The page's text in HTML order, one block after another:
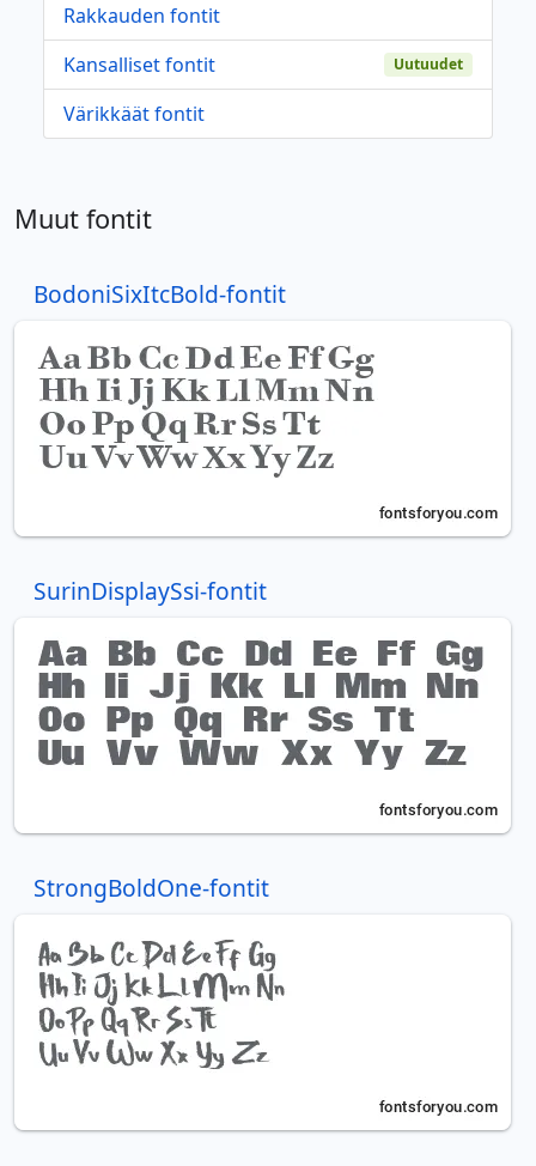
Rakkauden fontit
Kansalliset fontit
Uutuudet
Värikkäät fontit
Muut fontit
BodoniSixItcBold-fontit
SurinDisplaySsi-fontit
StrongBoldOne-fontit